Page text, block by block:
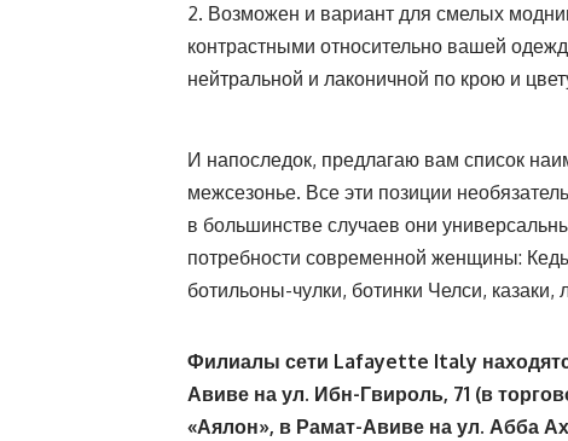
Возможен и вариант для смелых
контрастными относительно вашей
нейтральной и лаконичной по крою и
И напоследок, предлагаю вам список
межсезонье. Все эти позиции
в большинстве случаев они
потребности современной женщины:
ботильоны-чулки, ботинки Челси, казаки,
Филиалы сети Lafayette Italy
Авиве на ул. Ибн-Гвироль, 71 (в
«Аялон», в Рамат-Авиве на ул. Абба